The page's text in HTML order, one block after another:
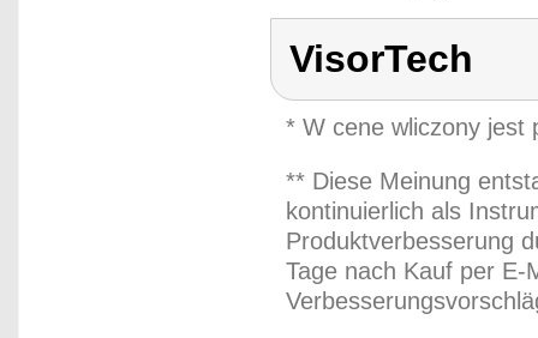
VisorTech
* W cene wliczony jest
** Diese Meinung
kontinuierlich als
Produktverbesserung
Tage nach Kauf per E-